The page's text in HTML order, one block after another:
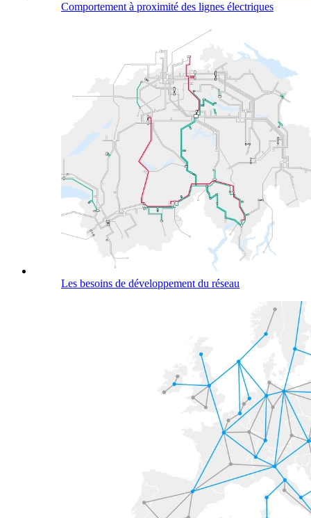
Comportement à proximité des lignes électriques
Les besoins de développement du réseau